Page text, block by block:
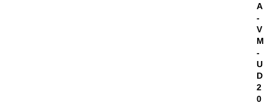
A
-
V
M
-
U
D
2
0